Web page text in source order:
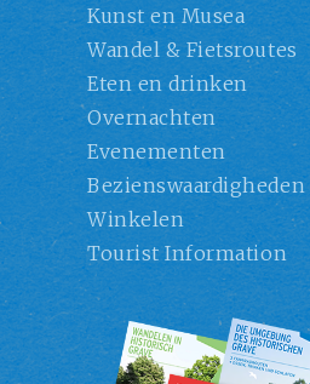
Kunst en Musea
Wandel & Fietsroutes
Eten en drinken
Overnachten
Evenementen
Bezienswaardigheden
Winkelen
Tourist Information